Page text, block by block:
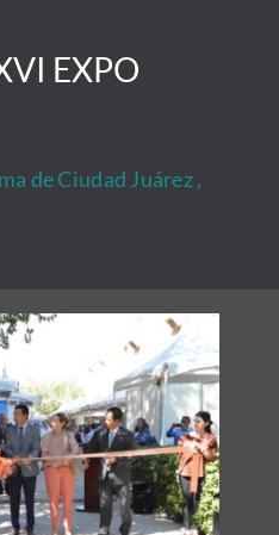
EXPO
de Ciudad Juárez ,